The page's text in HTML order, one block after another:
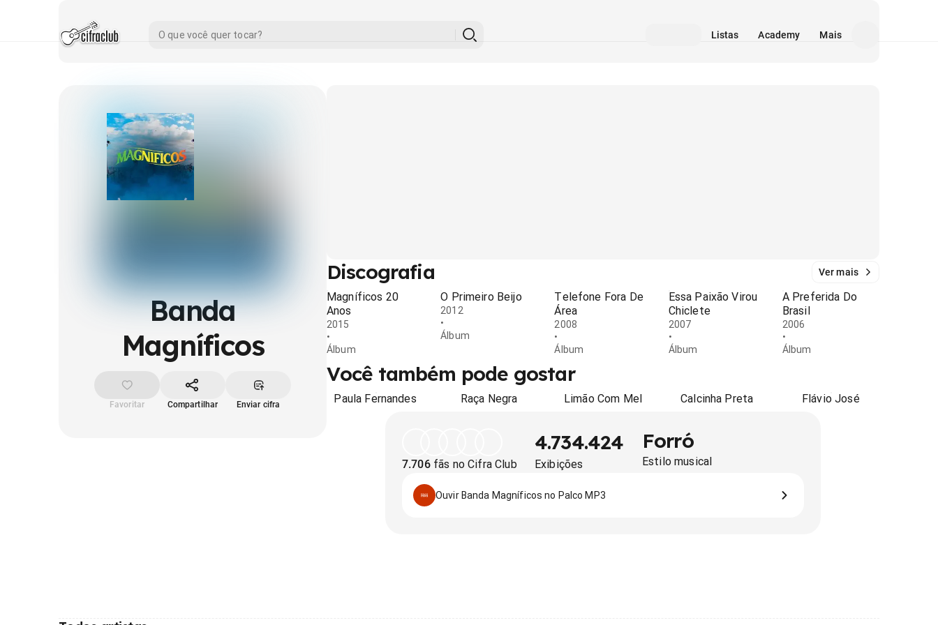
Listas Academy Mais
Banda
Magníficos
Favoritar Compartilhar Enviar cifra
Discografia Ver mais
Magníficos 20
Anos
2015
•
Álbum
O Primeiro Beijo
2012
•
Álbum
Telefone Fora De
Área
2008
•
Álbum
Essa Paixão Virou
Chiclete
2007
•
Álbum
A Preferida Do
Brasil
2006
•
Álbum
Você também pode gostar
Paula Fernandes Raça Negra Limão Com Mel Calcinha Preta Flávio José
7.706fãs no Cifra Club
4.734.424
Exibições
Forró
Estilo musical
Ouvir Banda Magníficos no Palco MP3